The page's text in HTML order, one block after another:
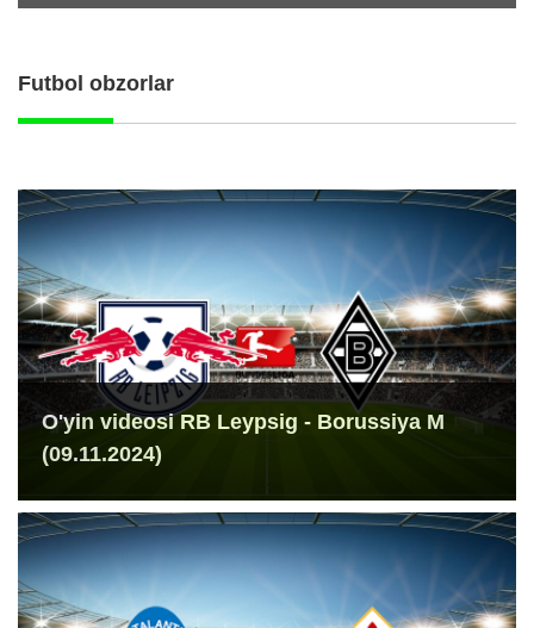
Futbol obzorlar
O'yin videosi RB Leypsig - Borussiya M
(09.11.2024)